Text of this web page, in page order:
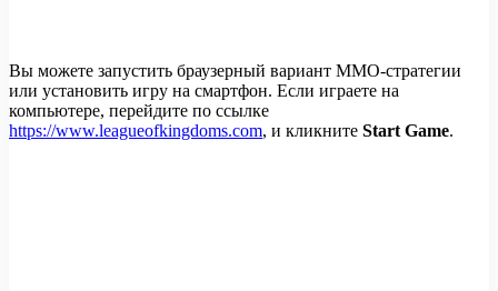
Вы можете запустить браузерный вариант MMO-стратегии
или установить игру на смартфон. Если играете на
компьютере, перейдите по ссылке
https://www.leagueofkingdoms.com, и кликните Start Game.